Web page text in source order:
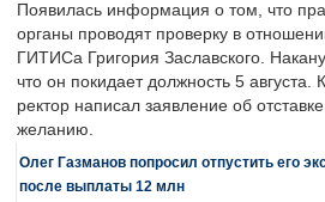
Появилась информация о том, что
органы проводят проверку в
ГИТИСа Григория Заславского.
что он покидает должность 5 августа.
ректор написал заявление об
желанию.
Олег Газманов попросил отпустить его
после выплаты 12 млн